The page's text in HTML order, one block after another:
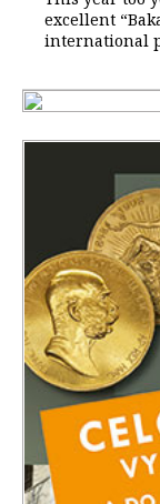
excellent
international